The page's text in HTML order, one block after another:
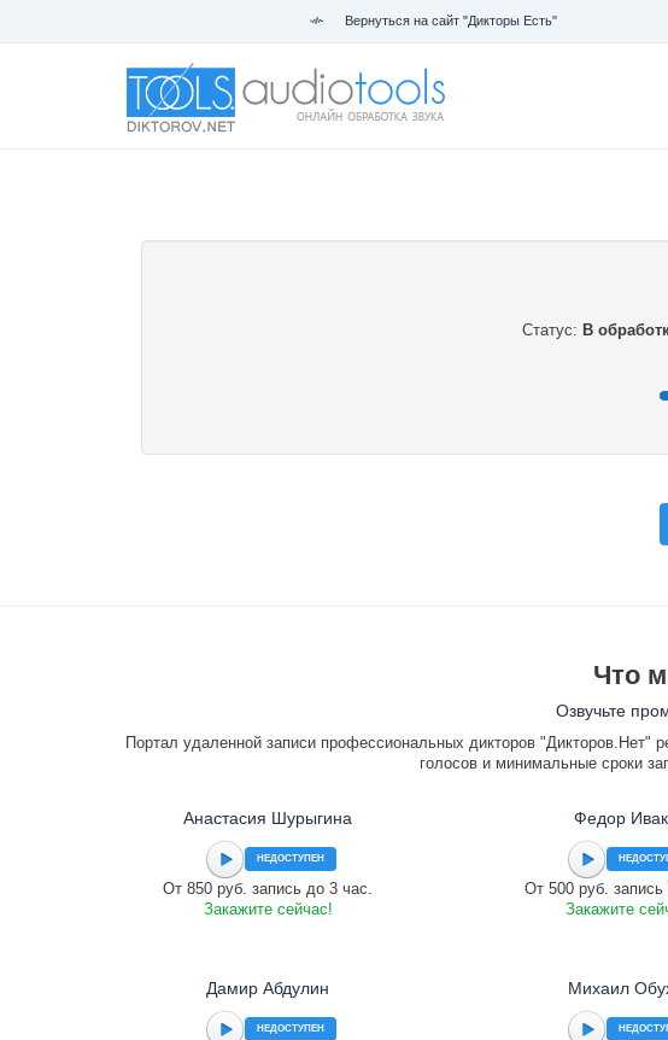
Вернуться на сайт "Дикторы Есть"
Статус: В
Что
Озвучьте
Портал удаленной записи профессиональных дикторов
голосов и минимальные сроки
Анастасия Шурыгина
НЕДОСТУПЕН
От 850 руб. запись до 3 час.
Закажите сейчас!
Федор
От 500 руб. запись
Закажите
Дамир Абдулин
НЕДОСТУПЕН
Михаил